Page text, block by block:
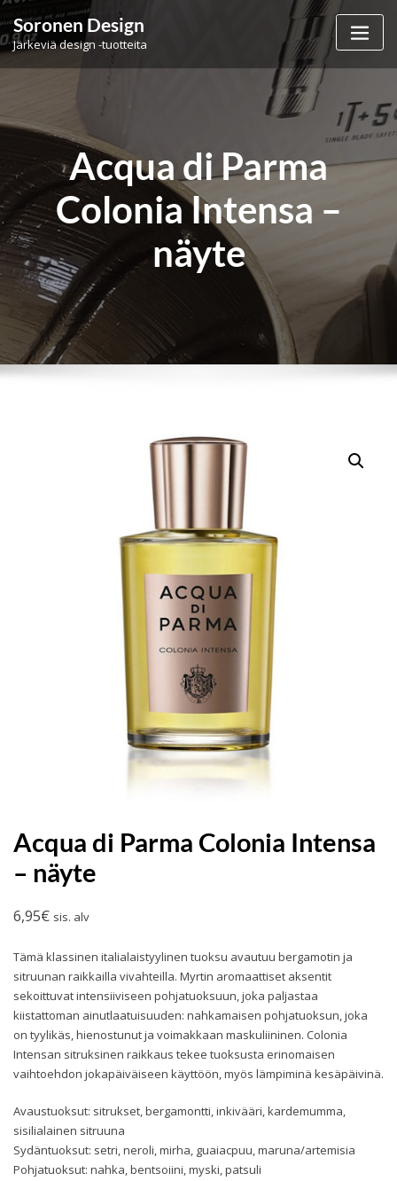
Skip
to
content
Soronen Design
Järkeviä design -tuotteita
Acqua di Parma
Colonia Intensa –
näyte
Acqua di Parma Colonia Intensa
– näyte
6,95€ sis. alv
Tämä klassinen italialaistyylinen tuoksu avautuu bergamotin ja
sitruunan raikkailla vivahteilla. Myrtin aromaattiset aksentit
sekoittuvat intensiiviseen pohjatuoksuun, joka paljastaa
kiistattoman ainutlaatuisuuden: nahkamaisen pohjatuoksun, joka
on tyylikäs, hienostunut ja voimakkaan maskuliininen. Colonia
Intensan sitruksinen raikkaus tekee tuoksusta erinomaisen
vaihtoehdon jokapäiväiseen käyttöön, myös lämpiminä kesäpäivinä.
Avaustuoksut: sitrukset, bergamontti, inkivääri, kardemumma,
sisilialainen sitruuna
Sydäntuoksut: setri, neroli, mirha, guaiacpuu, maruna/artemisia
Pohjatuoksut: nahka, bentsoiini, myski, patsuli